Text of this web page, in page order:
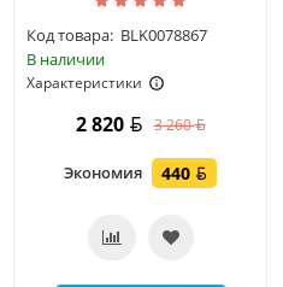
Код товара: BLK0078867
В наличии
Характеристики
2 820 3 260
Экономия 440